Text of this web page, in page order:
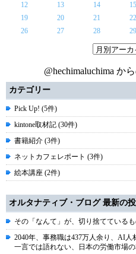
12
13 14 15
19
20 21 22
26
27 28 29
@hechimaluchima か
カテゴリー
Pick Up! (5件)
kintone取材記 (30件)
書籍紹介 (3件)
ネットカフェレポート (3件)
絵本講座 (2件)
オルタナティブ・ブログ 最新の
その「なんて」が、切り捨てている
2040年、事務職は437万人余り、AI
一言では語れない、日本の労働市場